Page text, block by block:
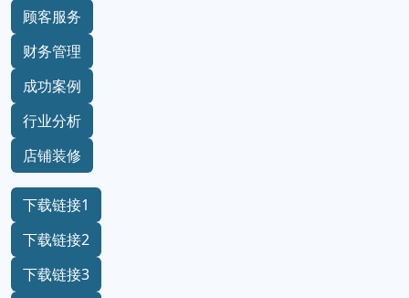
顾客服务
财务管理
成功案例
行业分析
店铺装修
下载链接1
下载链接2
下载链接3